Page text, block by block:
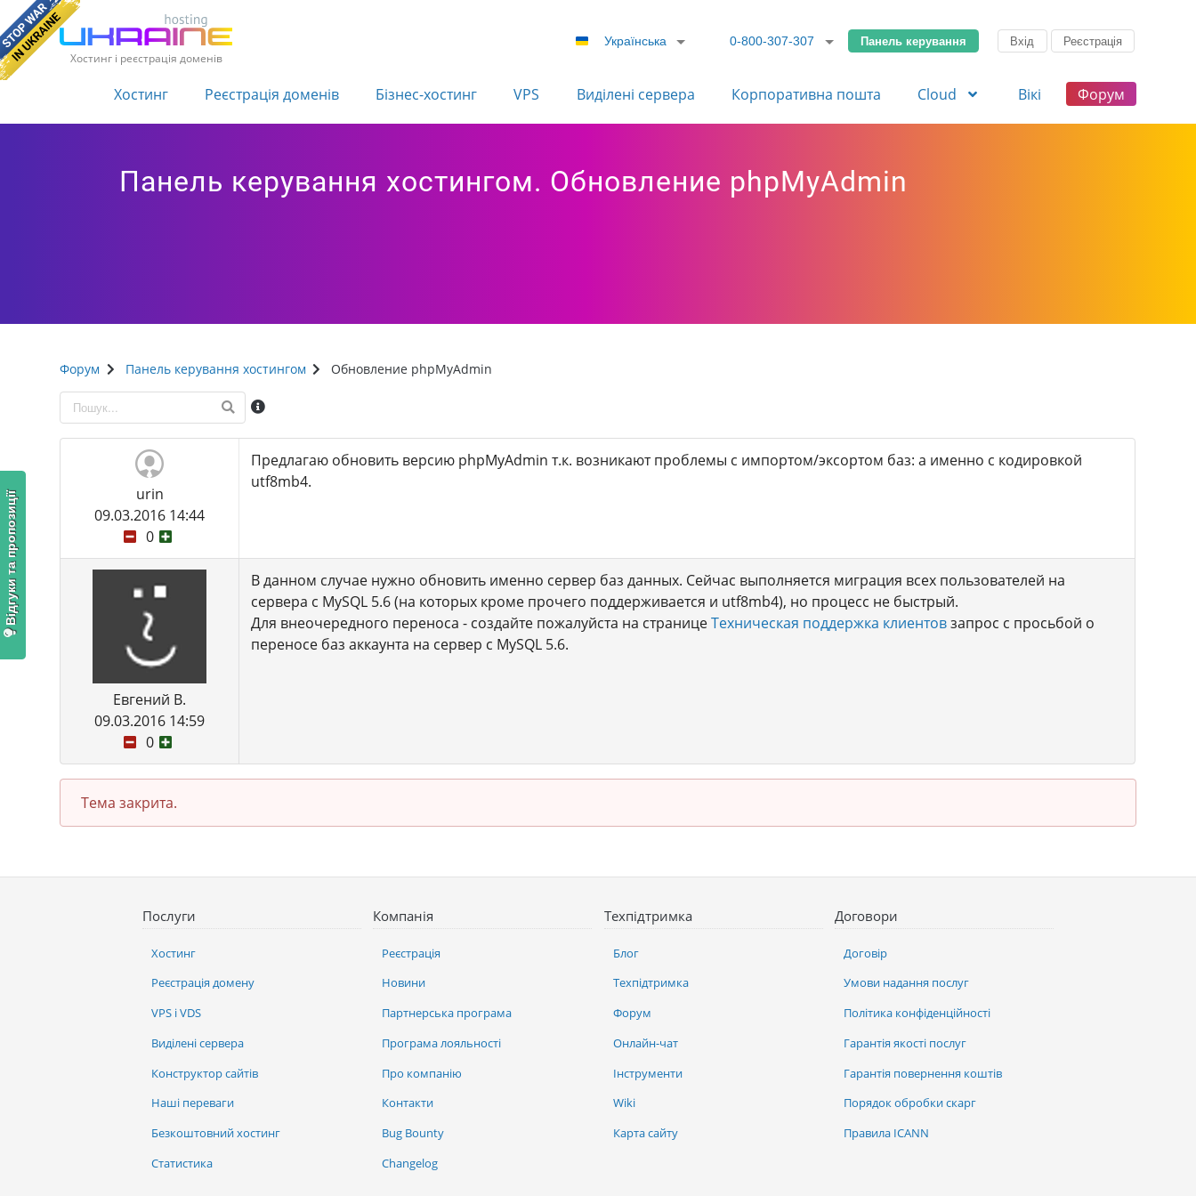
Хостинг і реєстрація доменів
Українська 0-800-307-307 Панель керування Вхід Реєстрація
Хостинг Реєстрація доменів Бізнес-хостинг VPS Виділені сервера Корпоративна пошта Cloud Вікі Форум
Панель керування хостингом. Обновление phpMyAdmin
Форум Панель керування хостингом Обновление phpMyAdmin
urin
09.03.2016 14:44
0
Предлагаю обновить версию phpMyAdmin т.к. возникают проблемы с импортом/эксортом баз: а именно с кодировкой
utf8mb4.
Евгений В.
09.03.2016 14:59
0
В данном случае нужно обновить именно сервер баз данных. Сейчас выполняется миграция всех пользователей на
сервера с MySQL 5.6 (на которых кроме прочего поддерживается и utf8mb4), но процесс не быстрый.
Для внеочередного переноса - создайте пожалуйста на страницеТехническая поддержка клиентовзапрос с просьбой о
переносе баз аккаунта на сервер с MySQL 5.6.
Тема закрита.
Послуги
Хостинг
Реєстрація домену
VPS і VDS
Виділені сервера
Конструктор сайтів
Наші переваги
Безкоштовний хостинг
Статистика
Компанія
Реєстрація
Новини
Партнерська програма
Програма лояльності
Про компанію
Контакти
Bug Bounty
Changelog
Техпідтримка
Блог
Техпідтримка
Форум
Онлайн-чат
Інструменти
Wiki
Карта сайту
Договори
Договір
Умови надання послуг
Політика конфіденційності
Гарантія якості послуг
Гарантія повернення коштів
Порядок обробки скарг
Правила ICANN
Відгуки та пропозиції